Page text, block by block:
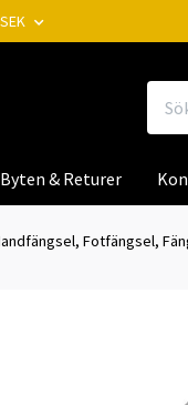
SEK
Byten & Returer
Fotfängsel,